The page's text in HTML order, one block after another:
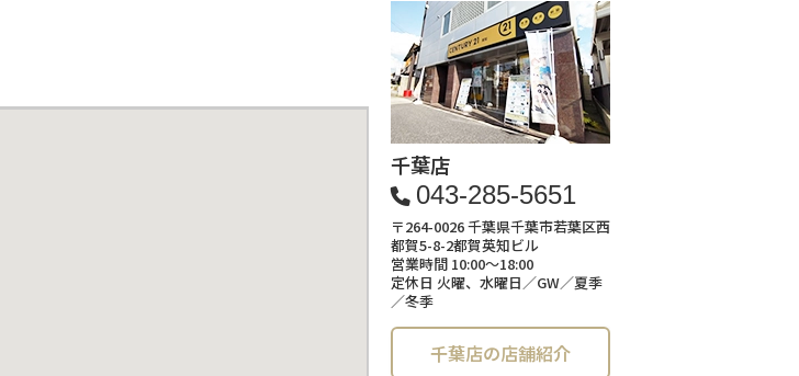
千葉店
043-285-5651
〒264-0026 千葉県千葉市若葉区西
都賀5-8-2都賀英知ビル
営業時間 10:00～18:00
定休日 火曜、水曜日／GW／夏季
／冬季
千葉店の店舗紹介